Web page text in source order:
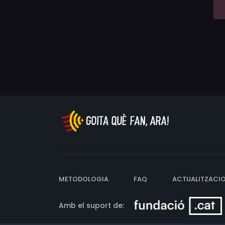
METODOLOGIA FAQ
Amb el suport de: